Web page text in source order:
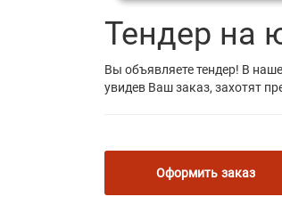
Тендер на
Вы объявляете тендер! В
увидев Ваш заказ, захотят
Оформить заказ